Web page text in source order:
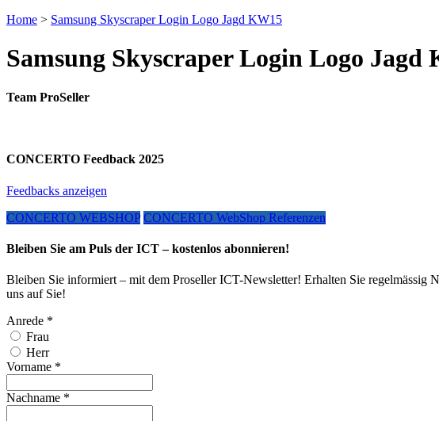
Home > Samsung Skyscraper Login Logo Jagd KW15
Samsung Skyscraper Login Logo Jagd
Team ProSeller
CONCERTO Feedback 2025
Feedbacks anzeigen
CONCERTO WEBSHOP CONCERTO WebShop Referenzen
Bleiben Sie am Puls der ICT – kostenlos abonnieren!
Bleiben Sie informiert – mit dem Proseller ICT-Newsletter! Erhalten Sie
uns auf Sie!
Anrede *
Frau
Herr
Vorname *
Nachname *